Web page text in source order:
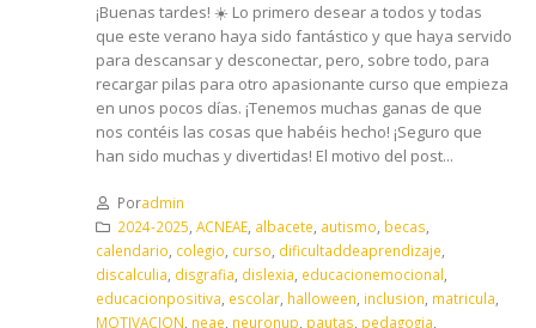
¡Buenas tardes! ☀️ Lo primero desear a todos y todas
que este verano haya sido fantástico y que haya servido
para descansar y desconectar, pero, sobre todo, para
recargar pilas para otro apasionante curso que empieza
en unos pocos días. ¡Tenemos muchas ganas de que
nos contéis las cosas que habéis hecho! ¡Seguro que
han sido muchas y divertidas! El motivo del post...
Poradmin
2024-2025 ACNEAE, albacete autismo becas
calendario colegio curso dificultaddeaprendizaje
discalculia disgrafia dislexia educacionemocional
educacionpositiva escolar halloween inclusion matricula
MOTIVACION neae neuronup pautas pedagogia